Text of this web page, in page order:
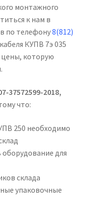
монтажного
к нам в
по телефону8(812)
КУПВ 7э 035
цены, которую
37572599-2018,
что:
250 необходимо
для
склада
упаковочные